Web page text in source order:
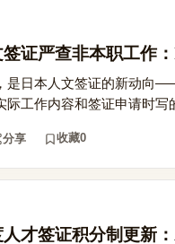
证严查非本职工作
是日本人文签证的新动向
际工作内容和签证申请时
分享 收藏0
才签证积分制更新